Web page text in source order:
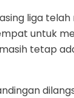
liga
untuk
tetap